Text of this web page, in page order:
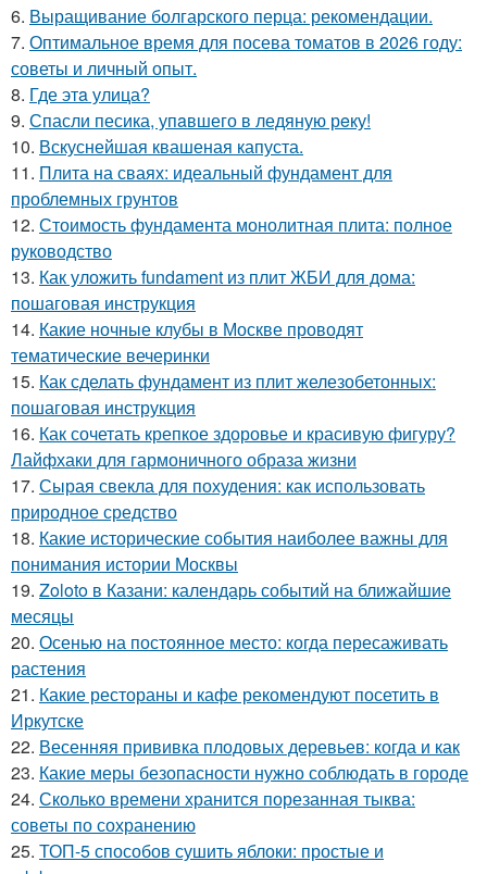
6. Выращивание болгарского перца: рекомендации.
7. Оптимальное время для посева томатов в 2026 году:
советы и личный опыт.
8. Где этa улица?
9. Спасли песика, упaвшего в ледяную рeку!
10. Вскуснейшая квашеная капуста.
11. Плита на сваях: идеальный фундамент для
проблемных грунтов
12. Стоимость фундамента монолитная плита: полное
руководство
13. Как уложить fundament из плит ЖБИ для дома:
пошаговая инструкция
14. Какие ночные клубы в Москве проводят
тематические вечеринки
15. Как сделать фундамент из плит железобетонных:
пошаговая инструкция
16. Как сочетать крепкое здоровье и красивую фигуру?
Лайфхаки для гармоничного образа жизни
17. Сырая свекла для похудения: как использовать
природное средство
18. Какие исторические события наиболее важны для
понимания истории Москвы
19. Zoloto в Казани: календарь событий на ближайшие
месяцы
20. Осенью на постоянное место: когда пересаживать
растения
21. Какие рестораны и кафе рекомендуют посетить в
Иркутске
22. Весенняя прививка плодовых деревьев: когда и как
23. Какие меры безопасности нужно соблюдать в городе
24. Сколько времени хранится порезанная тыква:
советы по сохранению
25. ТОП-5 способов сушить яблоки: простые и